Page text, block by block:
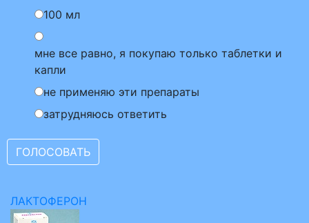
100 мл
мне все равно, я покупаю только таблетки и
капли
не применяю эти препараты
затрудняюсь ответить
ЛАКТОФЕРОН